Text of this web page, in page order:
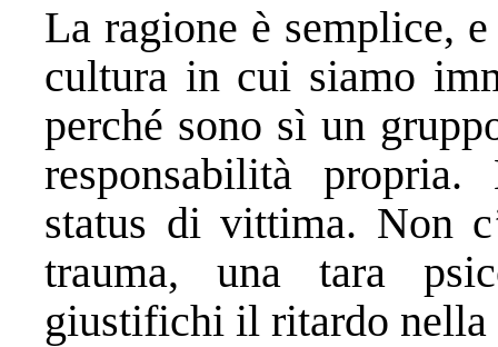
La ragione è semplice,
cultura in cui siamo
perché sono sì un
responsabilità
status di vittima. Non
trauma, una tara
giustifichi il ritardo nella